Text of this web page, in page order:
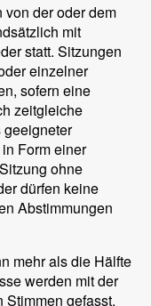
der oder dem
mit
statt. Sitzungen
einzelner
sofern eine
zeitgleiche
geeigneter
Form einer
ohne
dürfen keine
Abstimmungen
mehr als die Hälfte
werden mit der
gefasst.